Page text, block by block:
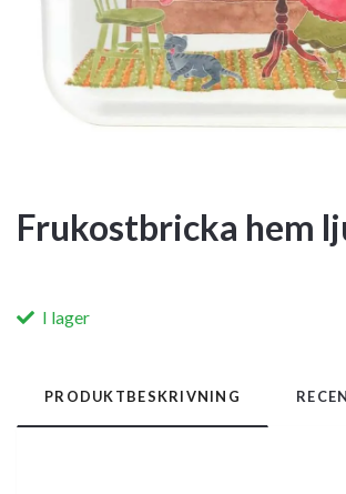
Frukostbricka hem
I lager
PRODUKTBESKRIVNING